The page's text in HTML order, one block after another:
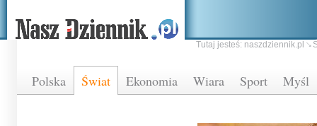
Polska Świat Ekonomia Wiara Sport Myśl
Tutaj jesteś: naszdziennik.pl